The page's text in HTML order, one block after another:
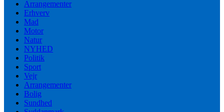
Arrangementer
Erhverv
Mad
Motor
Natur
NYHED
Politik
Sport
Vejr
Arrangementer
Bolig
Sundhed